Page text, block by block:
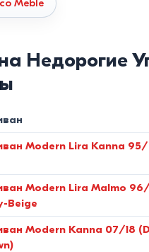
менять.
и
мебели напрямую
структуры. Наши угловые
из
прочное дерево и усиленные
Meble
Недорогие
Modern Lira Kanna
Modern Lira Malmo
Beige
Modern Kanna 07/18